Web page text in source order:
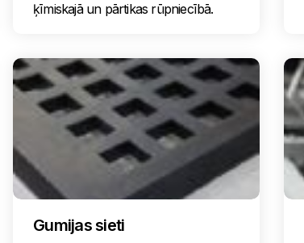
ķīmiskajā un pārtikas rūpniecībā.
Gumijas sieti